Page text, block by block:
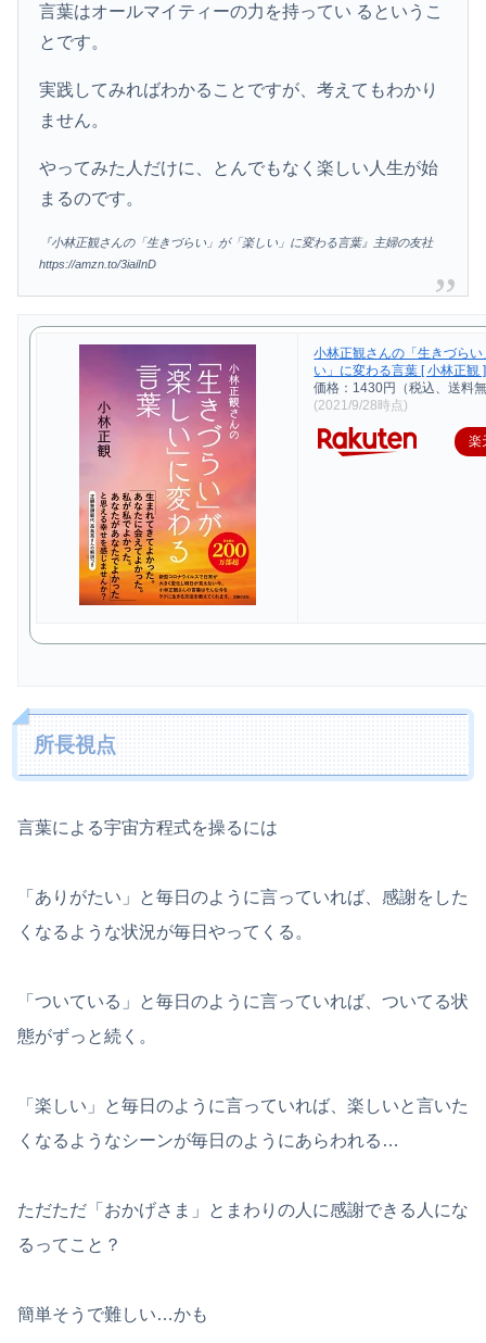
言葉はオールマイティーの力を持ってい るというこ
とです。
実践してみればわかることですが、考えてもわかり
ません。
やってみた人だけに、とんでもなく楽しい人生が始
まるのです。
『小林正観さんの「生きづらい」が「楽しい」に変わる言葉』主婦の友社
https://amzn.to/3iaiInD
小林正観さんの「生きづら
い」に変わる言葉 [ 小林正観 ]
価格：1430円（税込、送料
(2021/9/28時点)
楽
所長視点
言葉による宇宙方程式を操るには
「ありがたい」と毎日のように言っていれば、感謝をした
くなるような状況が毎日やってくる。
「ついている」と毎日のように言っていれば、ついてる状
態がずっと続く。
「楽しい」と毎日のように言っていれば、楽しいと言いた
くなるようなシーンが毎日のようにあらわれる…
ただただ「おかげさま」とまわりの人に感謝できる人にな
るってこと？
簡単そうで難しい…かも